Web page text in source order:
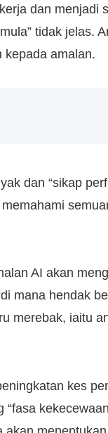
dan menjadi
tidak jelas.
kepada amalan.
dan “sikap
AI akan
mana hendak
merebak, iaitu
kes